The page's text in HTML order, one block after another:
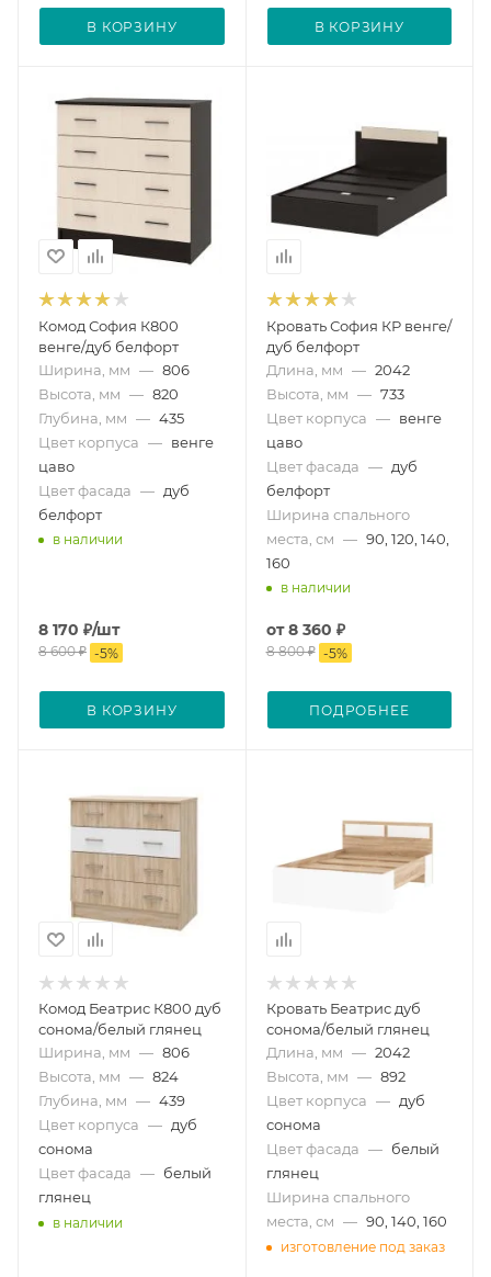
В КОРЗИНУ В КОРЗИНУ
Комод София К800
венге/дуб белфорт
Ширина, мм — 806
Высота, мм — 820
Глубина, мм — 435
Цвет корпуса — венге
цаво
Цвет фасада — дуб
белфорт
в наличии
8 170 ₽/шт
8 600₽ -5%
В КОРЗИНУ
Кровать София КР венге/
дуб белфорт
Длина, мм — 2042
Высота, мм — 733
Цвет корпуса — венге
цаво
Цвет фасада — дуб
белфорт
Ширина спального
места, см — 90, 120, 140,
160
в наличии
от8 360 ₽
8 800 ₽ -5%
ПОДРОБНЕЕ
Комод Беатрис К800 дуб
сонома/белый глянец
Ширина, мм — 806
Высота, мм — 824
Глубина, мм — 439
Цвет корпуса — дуб
сонома
Цвет фасада — белый
глянец
в наличии
Кровать Беатрис дуб
сонома/белый глянец
Длина, мм — 2042
Высота, мм — 892
Цвет корпуса — дуб
сонома
Цвет фасада — белый
глянец
Ширина спального
места, см — 90, 140, 160
изготовление под заказ